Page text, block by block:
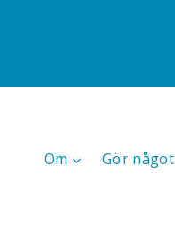
Om Gör något